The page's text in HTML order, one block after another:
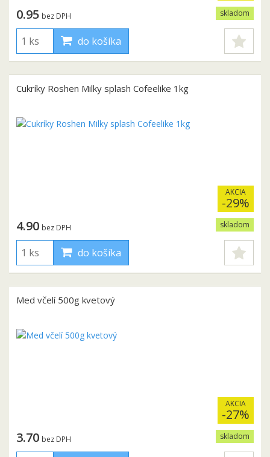
skladom
0.95 bez DPH
do košíka
Cukríky Roshen Milky splash Cofeelike 1kg
AKCIA
-29%
skladom
4.90 bez DPH
do košíka
Med včelí 500g kvetový
AKCIA
-27%
skladom
3.70 bez DPH